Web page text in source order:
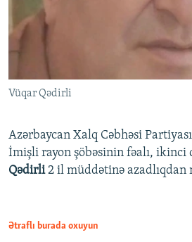
Vüqar Qədirli
Azərbaycan Xalq Cəbhəsi
İmişli rayon şöbəsinin fəalı, ikinci
Qədirli2 il müddətinə
Ətraflı burada oxuyun